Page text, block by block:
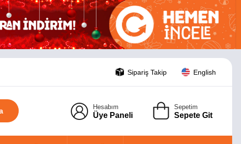
Sipariş Takip English
Hesabım
Üye Paneli
Sepetim
Sepete Git